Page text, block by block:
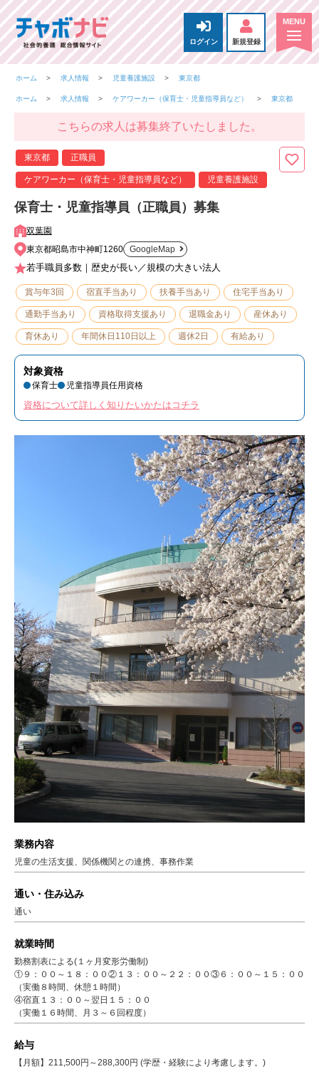
ログイン 新規登録
ホーム 求人情報 児童養護施設 東京都
ホーム 求人情報 ケアワーカー（保育士・児童指導員など） 東京都
こちらの求人は募集終了いたしました。
東京都 正職員
ケアワーカー（保育士・児童指導員など） 児童養護施設
保育士・児童指導員（正職員）募集
双葉園
東京都昭島市中神町1260
GoogleMap
若手職員多数｜歴史が長い／規模の大きい法人
賞与年3回 宿直手当あり 扶養手当あり 住宅手当あり
通勤手当あり 資格取得支援あり 退職金あり 産休あり
育休あり 年間休日110日以上 週休2日 有給あり
対象資格
保育士 児童指導員任用資格
資格について詳しく知りたいかたはコチラ
業務内容
児童の生活支援、関係機関との連携、事務作業
通い・住み込み
通い
就業時間
勤務割表による(１ヶ月変形労働制)
①９：００～１８：００②１３：００～２２：００③６：００～１５：００
（実働８時間、休憩１時間）
④宿直１３：００～翌日１５：００
（実働１６時間、月３～６回程度）
給与
【月額】211,500円～288,300円 (学歴・経験により考慮します。)